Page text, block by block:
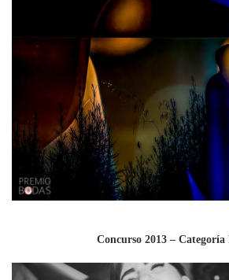
Concurso 2013 – Categoría